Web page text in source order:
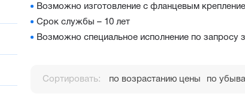
Возможно изготовление с фланцевым
Срок службы – 10 лет
Возможно специальное исполнение по запросу
Сортировать: по возрастанию цены по